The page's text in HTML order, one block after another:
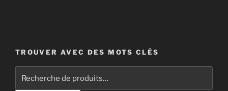
TROUVER AVEC DES MOTS CLÉS
pour :